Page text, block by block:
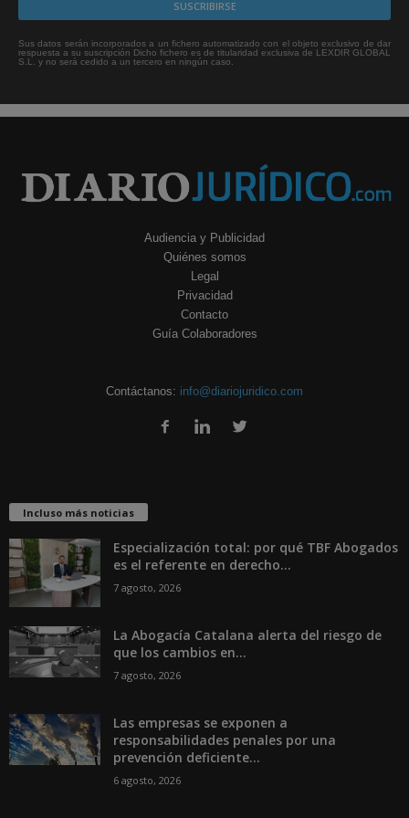
Sus datos serán incorporados a un fichero automatizado con el objeto exclusivo de dar
respuesta a su suscripción Dicho fichero es de titularidad exclusiva de LEXDIR GLOBAL
S.L. y no será cedido a un tercero en ningún caso.
Audiencia y Publicidad
Quiénes somos
Legal
Privacidad
Contacto
Guía Colaboradores
Contáctanos: info@diariojuridico.com
Incluso más noticias
Especialización total: por qué TBF Abogados
es el referente en derecho...
7 agosto, 2026
La Abogacía Catalana alerta del riesgo de
que los cambios en...
7 agosto, 2026
Las empresas se exponen a
responsabilidades penales por una
prevención deficiente...
6 agosto, 2026